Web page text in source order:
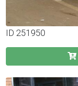
ID 251950